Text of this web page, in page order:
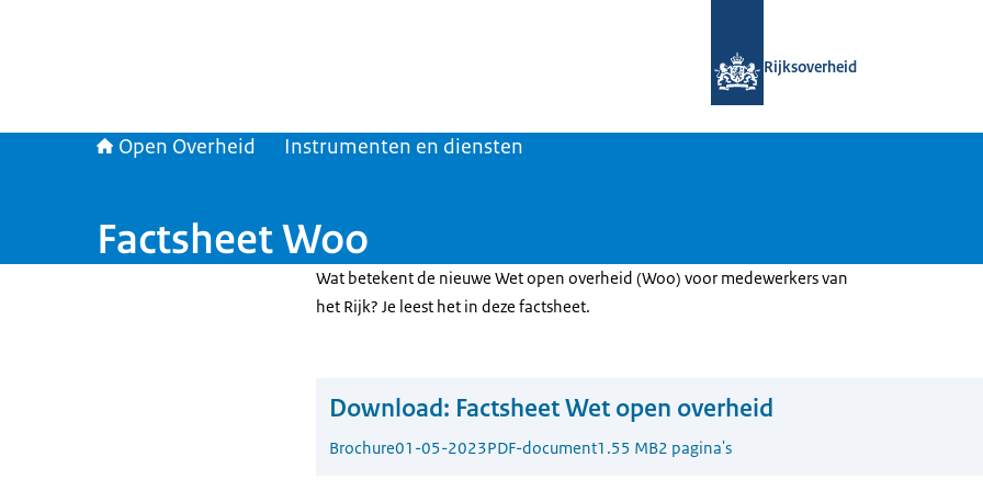
Rijksoverheid
Open Overheid Instrumenten en diensten
Factsheet Woo
Wat betekent de nieuwe Wet open overheid (Woo) voor medewerkers van
het Rijk? Je leest het in deze factsheet.
Download: Factsheet Wet open overheid
Brochure01-05-2023PDF-document1.55 MB2 pagina's